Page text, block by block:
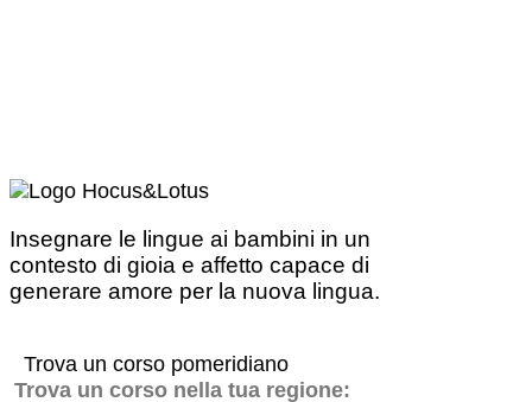
Insegnare le lingue ai bambini in un
contesto di gioia e affetto capace di
generare amore per la nuova lingua.
Trova un corso pomeridiano
Trova un corso nella tua regione: